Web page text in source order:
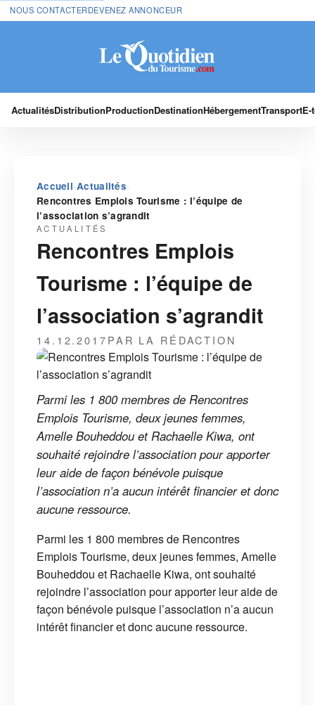
NOUS CONTACTERDEVENEZ ANNONCEUR
ActualitésDistributionProductionDestinationHébergementTransport
Accueil›Actualités›
Rencontres Emplois Tourisme : l’équipe de
l’association s’agrandit
ACTUALITÉS
Rencontres Emplois
Tourisme : l’équipe de
l’association s’agrandit
14.12.2017PAR LA RÉDACTION
Parmi les 1 800 membres de Rencontres
Emplois Tourisme, deux jeunes femmes,
Amelle Bouheddou et Rachaelle Kiwa, ont
souhaité rejoindre l’association pour apporter
leur aide de façon bénévole puisque
l’association n’a aucun intérêt financier et donc
aucune ressource.
Parmi les 1 800 membres de Rencontres
Emplois Tourisme, deux jeunes femmes, Amelle
Bouheddou et Rachaelle Kiwa, ont souhaité
rejoindre l’association pour apporter leur aide de
façon bénévole puisque l’association n’a aucun
intérêt financier et donc aucune ressource.